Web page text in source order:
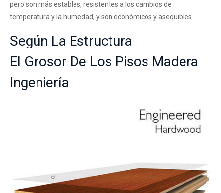
pero son más estables, resistentes a los cambios de
temperatura y la humedad, y son económicos y asequibles.
Según La Estructura
El Grosor De Los Pisos Madera
Ingeniería